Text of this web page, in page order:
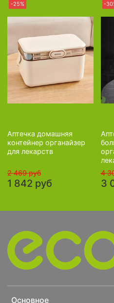
-25%
Аптечка домашняя
контейнер органайзер
для лекарств
2 469 руб
1 842 руб
-
4
3
Основное